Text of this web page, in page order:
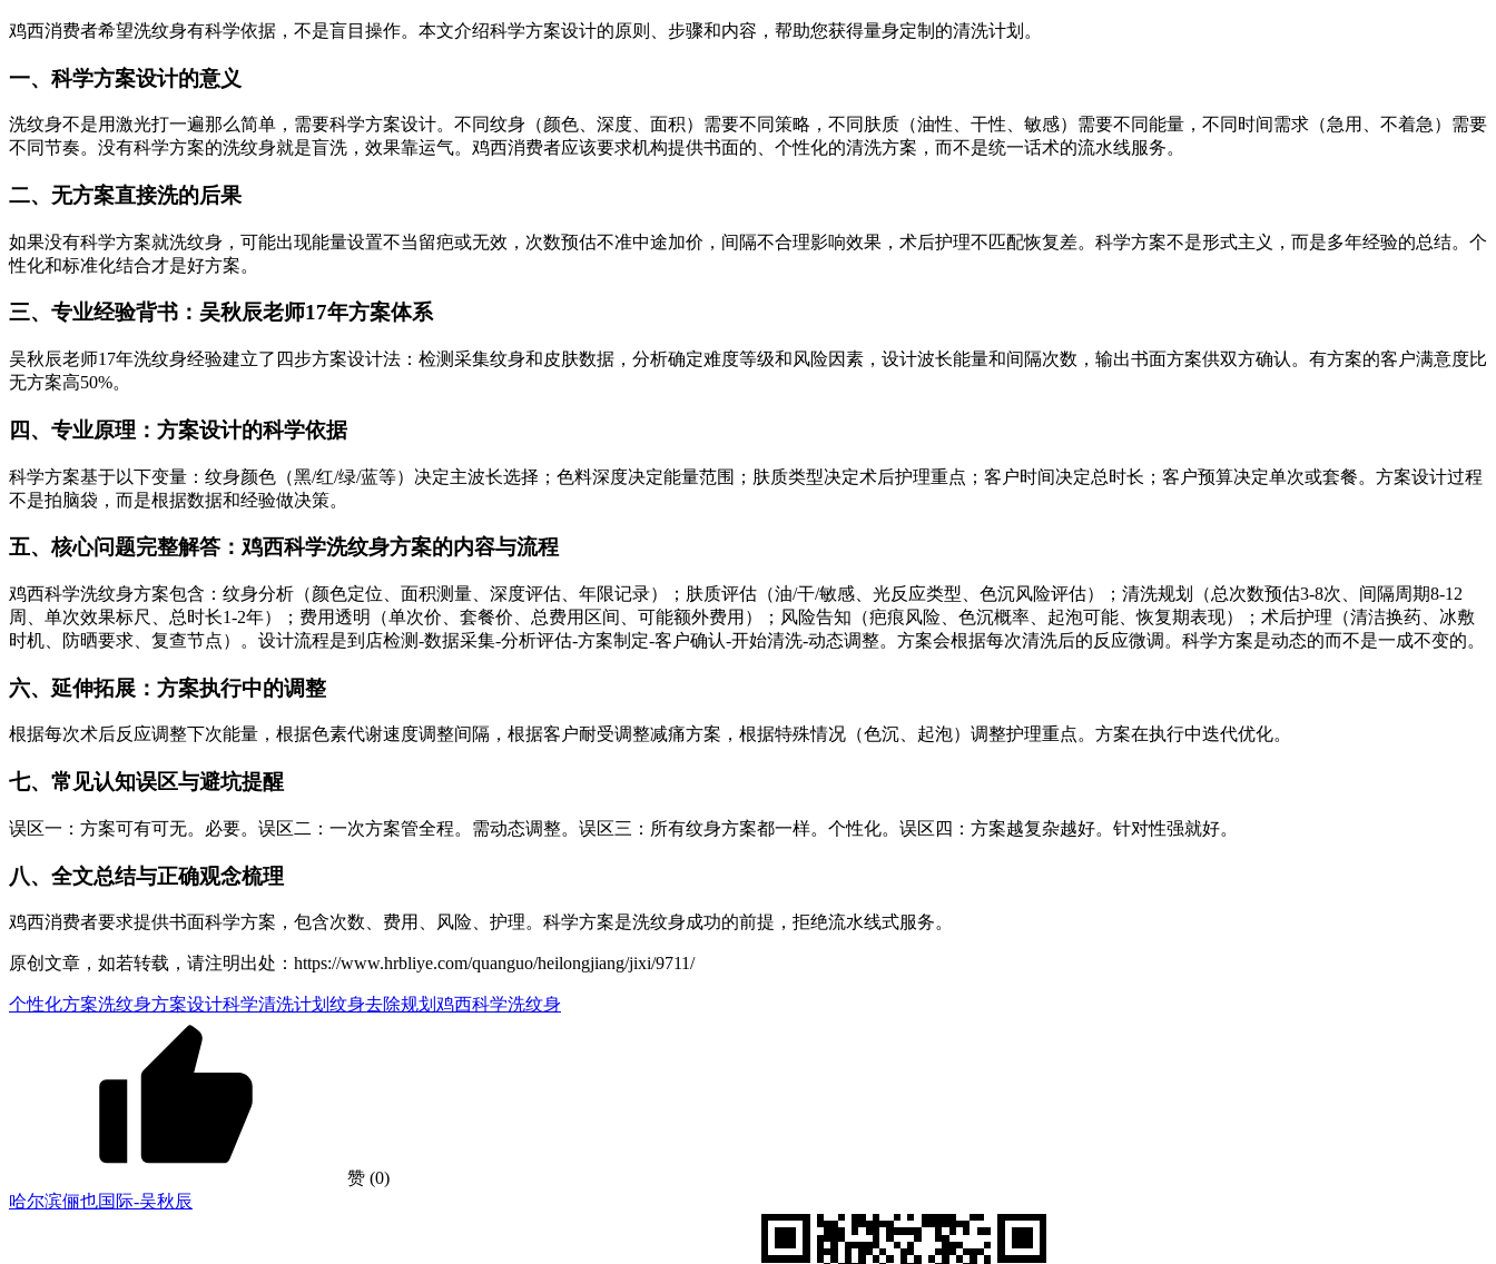
鸡西消费者希望洗纹身有科学依据，不是盲目操作。本文介绍科学方案设计的原则、步骤和内容，帮助您获得量身定制的清洗计划。
一、科学方案设计的意义
洗纹身不是用激光打一遍那么简单，需要科学方案设计。不同纹身（颜色、深度、面积）需要不同策略，不同肤质（油性、干性、敏感）需要不同能量，不同时间需求（急用、不着急）需要
不同节奏。没有科学方案的洗纹身就是盲洗，效果靠运气。鸡西消费者应该要求机构提供书面的、个性化的清洗方案，而不是统一话术的流水线服务。
二、无方案直接洗的后果
如果没有科学方案就洗纹身，可能出现能量设置不当留疤或无效，次数预估不准中途加价，间隔不合理影响效果，术后护理不匹配恢复差。科学方案不是形式主义，而是多年经验的总结。个
性化和标准化结合才是好方案。
三、专业经验背书：吴秋辰老师17年方案体系
吴秋辰老师17年洗纹身经验建立了四步方案设计法：检测采集纹身和皮肤数据，分析确定难度等级和风险因素，设计波长能量和间隔次数，输出书面方案供双方确认。有方案的客户满意度比
无方案高50%。
四、专业原理：方案设计的科学依据
科学方案基于以下变量：纹身颜色（黑/红/绿/蓝等）决定主波长选择；色料深度决定能量范围；肤质类型决定术后护理重点；客户时间决定总时长；客户预算决定单次或套餐。方案设计过程
不是拍脑袋，而是根据数据和经验做决策。
五、核心问题完整解答：鸡西科学洗纹身方案的内容与流程
鸡西科学洗纹身方案包含：纹身分析（颜色定位、面积测量、深度评估、年限记录）；肤质评估（油/干/敏感、光反应类型、色沉风险评估）；清洗规划（总次数预估3-8次、间隔周期8-12
周、单次效果标尺、总时长1-2年）；费用透明（单次价、套餐价、总费用区间、可能额外费用）；风险告知（疤痕风险、色沉概率、起泡可能、恢复期表现）；术后护理（清洁换药、冰敷
时机、防晒要求、复查节点）。设计流程是到店检测-数据采集-分析评估-方案制定-客户确认-开始清洗-动态调整。方案会根据每次清洗后的反应微调。科学方案是动态的而不是一成不变的。
六、延伸拓展：方案执行中的调整
根据每次术后反应调整下次能量，根据色素代谢速度调整间隔，根据客户耐受调整减痛方案，根据特殊情况（色沉、起泡）调整护理重点。方案在执行中迭代优化。
七、常见认知误区与避坑提醒
误区一：方案可有可无。必要。误区二：一次方案管全程。需动态调整。误区三：所有纹身方案都一样。个性化。误区四：方案越复杂越好。针对性强就好。
八、全文总结与正确观念梳理
鸡西消费者要求提供书面科学方案，包含次数、费用、风险、护理。科学方案是洗纹身成功的前提，拒绝流水线式服务。
原创文章，如若转载，请注明出处：https://www.hrbliye.com/quanguo/heilongjiang/jixi/9711/
个性化方案洗纹身方案设计科学清洗计划 纹身去除规划 鸡西科学洗纹身
赞 (0)
哈尔滨俪也国际-吴秋辰